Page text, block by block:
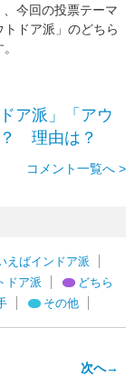
今回の投票テーマ
トドア派」のどちら
ア派」「アウ
？ 理由は？
コメント一覧へ >
えばインドア派
ドア派
どちら
その他
次へ→